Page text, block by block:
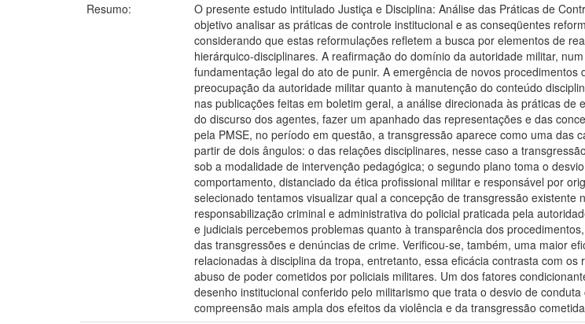
Resumo:
O presente estudo intitulado Justiça e Disciplina: Análise das Práticas de
objetivo analisar as práticas de controle institucional e as conseqüentes
considerando que estas reformulações refletem a busca por elementos de
hierárquico-disciplinares. A reafirmação do domínio da autoridade militar,
fundamentação legal do ato de punir. A emergência de novos
preocupação da autoridade militar quanto à manutenção do conteúdo
nas publicações feitas em boletim geral, a análise direcionada às práticas
do discurso dos agentes, fazer um apanhado das representações e das
pela PMSE, no período em questão, a transgressão aparece como uma
partir de dois ângulos: o das relações disciplinares, nesse caso a
sob a modalidade de intervenção pedagógica; o segundo plano toma o
comportamento, distanciado da ética profissional militar e responsável por
selecionado tentamos visualizar qual a concepção de transgressão
responsabilização criminal e administrativa do policial praticada pela
e judiciais percebemos problemas quanto à transparência dos
das transgressões e denúncias de crime. Verificou-se, também, uma maior
relacionadas à disciplina da tropa, entretanto, essa eficácia contrasta com
abuso de poder cometidos por policiais militares. Um dos fatores
desenho institucional conferido pelo militarismo que trata o desvio de
compreensão mais ampla dos efeitos da violência e da transgressão